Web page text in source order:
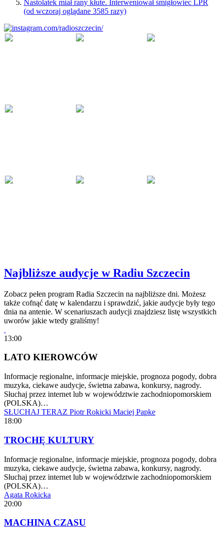
Nastolatek miał rany kłute. Interweniował śmigłowiec LPR
(od wczoraj oglądane 3585 razy)
Najbliższe audycje w Radiu Szczecin
Zobacz pełen program Radia Szczecin na najbliższe dni. Możesz
także cofnąć datę w kalendarzu i sprawdzić, jakie audycje były tego
dnia na antenie. W scenariuszach audycji znajdziesz listę wszystkich
uworów jakie wtedy graliśmy!
13:00
LATO KIEROWCÓW
Informacje regionalne, informacje miejskie, prognoza pogody, dobra
muzyka, ciekawe audycje, świetna zabawa, konkursy, nagrody.
Słuchaj przez internet lub w województwie zachodniopomorskiem
(POLSKA)…
SŁUCHAJ TERAZ Piotr Rokicki Maciej Papke
18:00
TROCHĘ KULTURY
Informacje regionalne, informacje miejskie, prognoza pogody, dobra
muzyka, ciekawe audycje, świetna zabawa, konkursy, nagrody.
Słuchaj przez internet lub w województwie zachodniopomorskiem
(POLSKA)…
Agata Rokicka
20:00
MACHINA CZASU